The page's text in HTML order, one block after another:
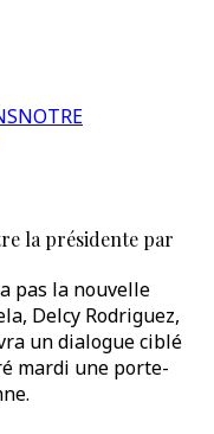
NOTRE
la présidente par
pas la nouvelle
Delcy Rodriguez,
un dialogue ciblé
mardi une porte-